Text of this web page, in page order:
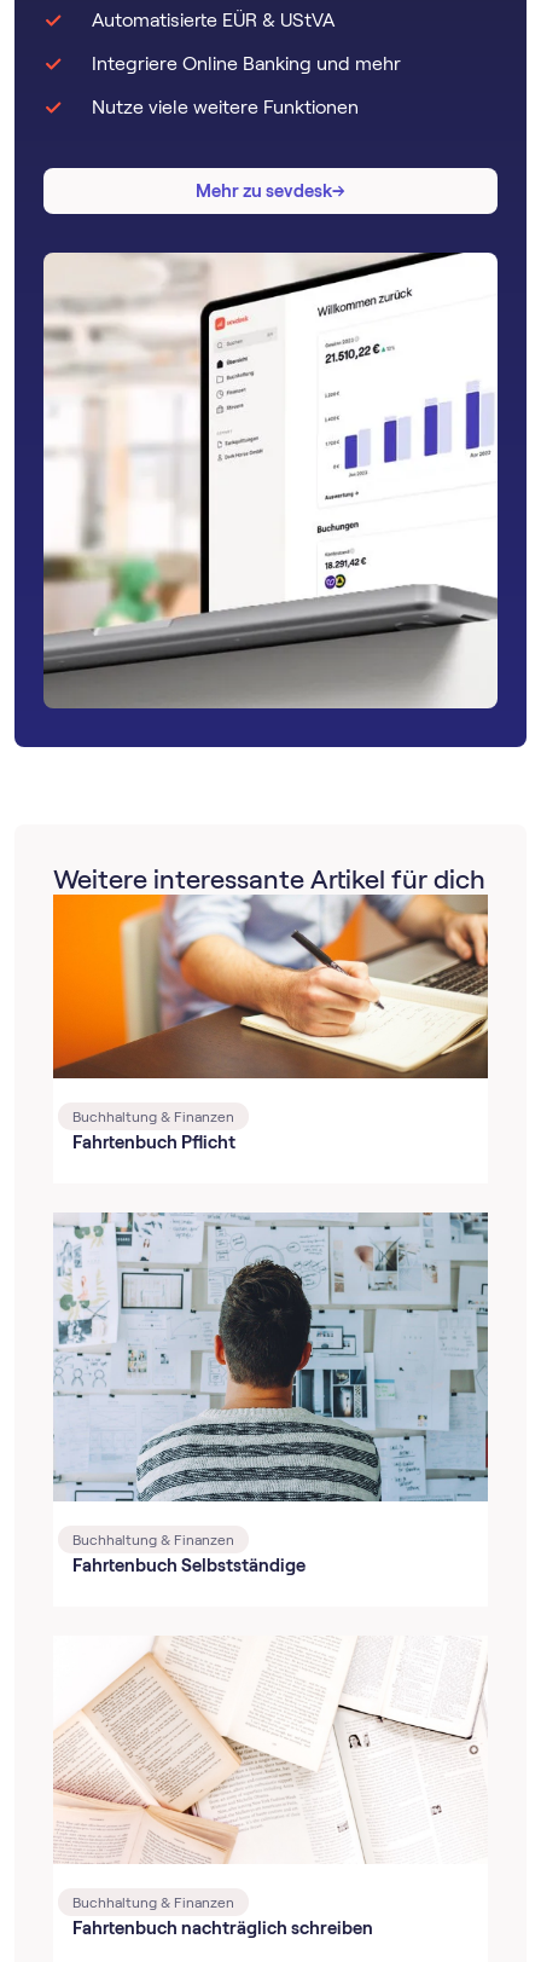
Steuerprobleme zu vermeiden.
Automatisierte EÜR & UStVA
Integriere Online Banking und mehr
Nutze viele weitere Funktionen
Mehr zu sevdesk→
→
Weitere interessante Artikel für dich
Buchhaltung & Finanzen
Fahrtenbuch Pflicht
Buchhaltung & Finanzen
Fahrtenbuch Selbstständige
Buchhaltung & Finanzen
Fahrtenbuch nachträglich schreiben